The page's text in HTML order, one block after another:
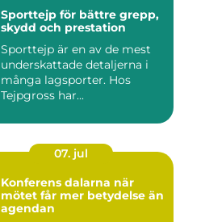
Sporttejp för bättre grepp,
skydd och prestation
Sporttejp är en av de mest
underskattade detaljerna i
många lagsporter. Hos
Tejpgross har...
07. jul
Konferens dalarna när
mötet får mer betydelse än
agendan